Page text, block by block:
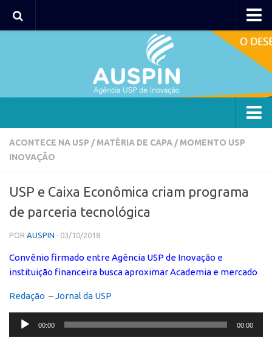
Agência
Institucional
Polo Lorena
Polo Ribeirão Preto
Programas
Bolsa Empreendedorismo
ACONTECE NA USP / MATÉRIA DE CAPA / MOMENTO USP
INOVAÇÃO
USP e Caixa Econômica criam programa
de parceria tecnológica
POR AUSPIN · 03/10/2018
Convênio firmado entre Agência USP de Inovação e
instituição financeira busca aproximar Academia e mercado
Redação –Jornal da USP
Tocador
00:00 00:00